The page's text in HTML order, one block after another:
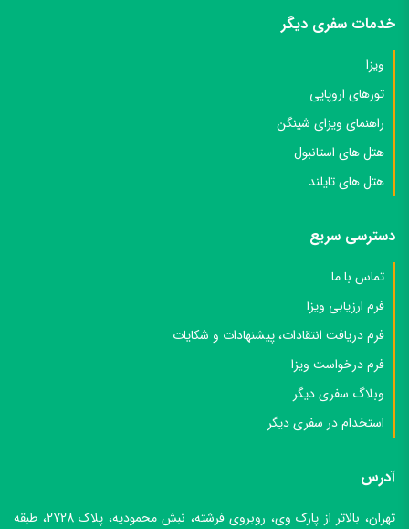
خدمات سفری دیگر
ویزا
تورهای اروپایی
راهنمای ویزای شینگن
هتل های استانبول
هتل های تایلند
دسترسی سریع
تماس با ما
فرم ارزیابی ویزا
فرم دریافت انتقادات، پیشنهادات و شکایات
فرم درخواست ویزا
وبلاگ سفری دیگر
استخدام در سفری دیگر
آدرس
تهران، بالاتر از پارک وی، روبروی فرشته، نبش محمودیه، پلاک 2728، طبقه